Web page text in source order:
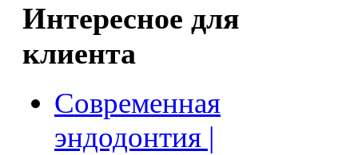
Интересное для
клиента
Современная
эндодонтия |